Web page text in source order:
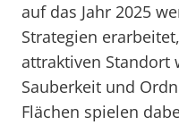
auf das Jahr 2025
Strategien
attraktiven Standort
Sauberkeit und
Flächen spielen